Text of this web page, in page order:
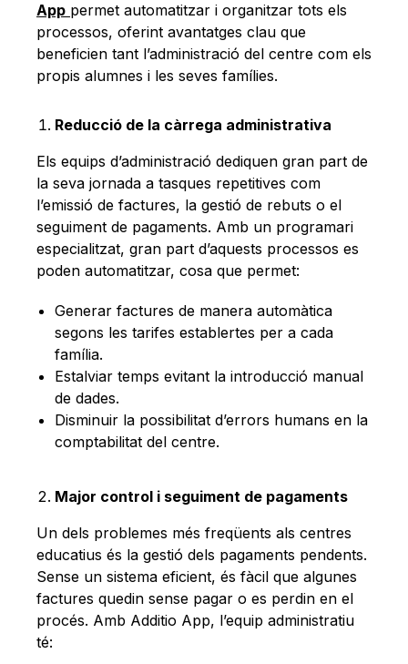
App permet automatitzar i organitzar tots els
processos, oferint avantatges clau que
beneficien tant l’administració del centre com els
propis alumnes i les seves famílies.
Reducció de la càrrega administrativa
Els equips d’administració dediquen gran part de
la seva jornada a tasques repetitives com
l’emissió de factures, la gestió de rebuts o el
seguiment de pagaments. Amb un programari
especialitzat, gran part d’aquests processos es
poden automatitzar, cosa que permet:
Generar factures de manera automàtica
segons les tarifes establertes per a cada
família.
Estalviar temps evitant la introducció manual
de dades.
Disminuir la possibilitat d’errors humans en la
comptabilitat del centre.
Major control i seguiment de pagaments
Un dels problemes més freqüents als centres
educatius és la gestió dels pagaments pendents.
Sense un sistema eficient, és fàcil que algunes
factures quedin sense pagar o es perdin en el
procés. Amb Additio App, l’equip administratiu
té: